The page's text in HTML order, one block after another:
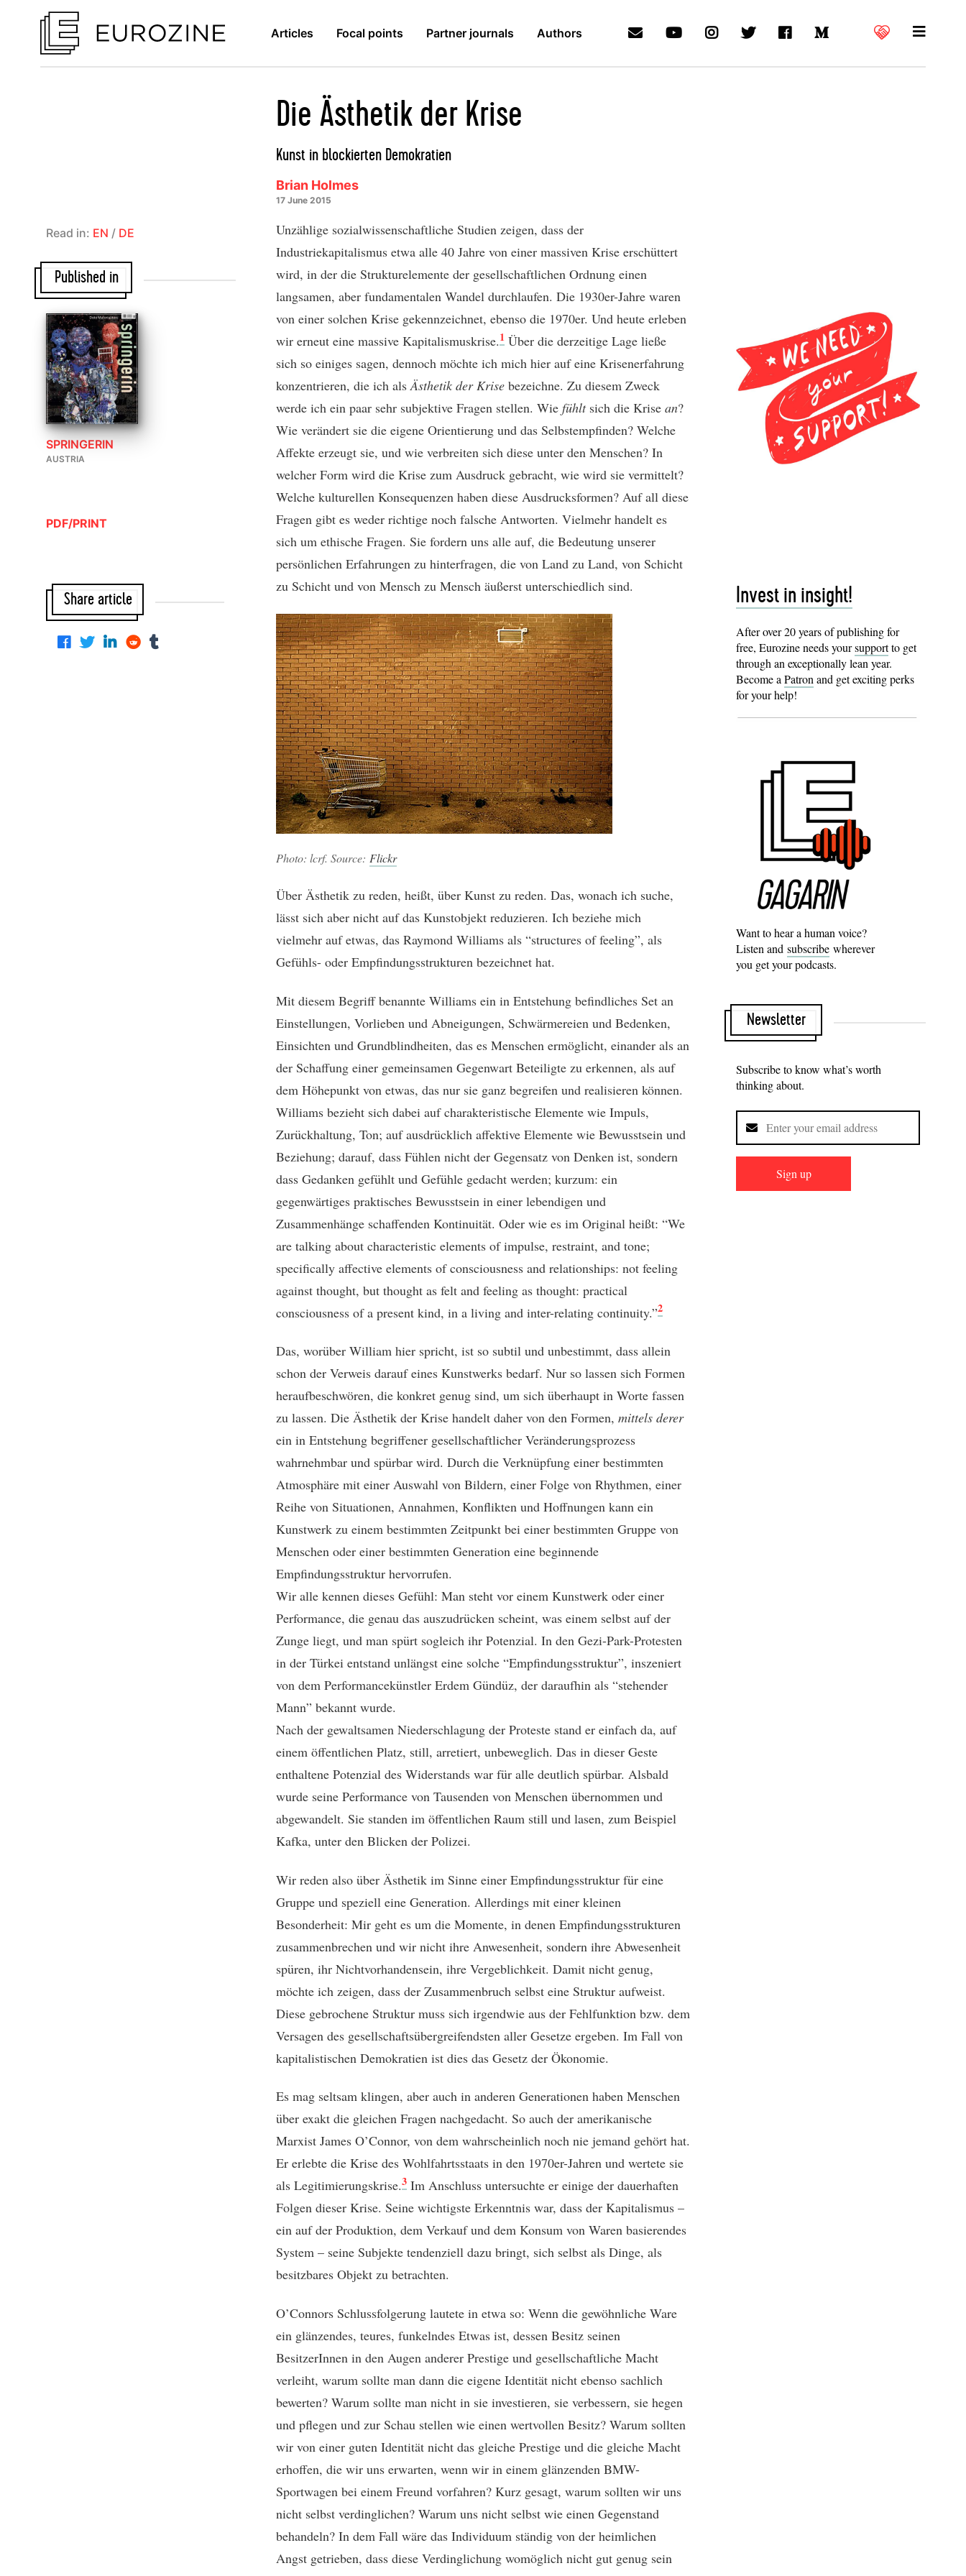
Articles Focal points Partner journals Authors
Die Ästhetik der Krise
Kunst in blockierten Demokratien
Brian Holmes
17 June 2015
Unzählige sozialwissenschaftliche Studien zeigen, dass der
Industriekapitalismus etwa alle 40 Jahre von einer massiven Krise erschüttert
wird, in der die Strukturelemente der gesellschaftlichen Ordnung einen
langsamen, aber fundamentalen Wandel durchlaufen. Die 1930er-Jahre waren
von einer solchen Krise gekennzeichnet, ebenso die 1970er. Und heute erleben
wir erneut eine massive Kapitalismuskrise.1 Über die derzeitige Lage ließe
sich so einiges sagen, dennoch möchte ich mich hier auf eine Krisenerfahrung
konzentrieren, die ich alsÄsthetik der Krise bezeichne. Zu diesem Zweck
werde ich ein paar sehr subjektive Fragen stellen. Wie fühltsich die Krise an?
Wie verändert sie die eigene Orientierung und das Selbstempfinden? Welche
Affekte erzeugt sie, und wie verbreiten sich diese unter den Menschen? In
welcher Form wird die Krise zum Ausdruck gebracht, wie wird sie vermittelt?
Welche kulturellen Konsequenzen haben diese Ausdrucksformen? Auf all diese
Fragen gibt es weder richtige noch falsche Antworten. Vielmehr handelt es
sich um ethische Fragen. Sie fordern uns alle auf, die Bedeutung unserer
persönlichen Erfahrungen zu hinterfragen, die von Land zu Land, von Schicht
zu Schicht und von Mensch zu Mensch äußerst unterschiedlich sind.
Photo: lcrf. Source: Flickr
Über Ästhetik zu reden, heißt, über Kunst zu reden. Das, wonach ich suche,
lässt sich aber nicht auf das Kunstobjekt reduzieren. Ich beziehe mich
vielmehr auf etwas, das Raymond Williams als “structures of feeling”, als
Gefühls- oder Empfindungsstrukturen bezeichnet hat.
Mit diesem Begriff benannte Williams ein in Entstehung befindliches Set an
Einstellungen, Vorlieben und Abneigungen, Schwärmereien und Bedenken,
Einsichten und Grundblindheiten, das es Menschen ermöglicht, einander als an
der Schaffung einer gemeinsamen Gegenwart Beteiligte zu erkennen, als auf
dem Höhepunkt von etwas, das nur sie ganz begreifen und realisieren können.
Williams bezieht sich dabei auf charakteristische Elemente wie Impuls,
Zurückhaltung, Ton; auf ausdrücklich affektive Elemente wie Bewusstsein und
Beziehung; darauf, dass Fühlen nicht der Gegensatz von Denken ist, sondern
dass Gedanken gefühlt und Gefühle gedacht werden; kurzum: ein
gegenwärtiges praktisches Bewusstsein in einer lebendigen und
Zusammenhänge schaffenden Kontinuität. Oder wie es im Original heißt: “We
are talking about characteristic elements of impulse, restraint, and tone;
specifically affective elements of consciousness and relationships: not feeling
against thought, but thought as felt and feeling as thought: practical
consciousness of a present kind, in a living and inter-relating continuity.”2
Das, worüber William hier spricht, ist so subtil und unbestimmt, dass allein
schon der Verweis darauf eines Kunstwerks bedarf. Nur so lassen sich Formen
heraufbeschwören, die konkret genug sind, um sich überhaupt in Worte fassen
zu lassen. Die Ästhetik der Krise handelt daher von den Formen, mittels derer
ein in Entstehung begriffener gesellschaftlicher Veränderungsprozess
wahrnehmbar und spürbar wird. Durch die Verknüpfung einer bestimmten
Atmosphäre mit einer Auswahl von Bildern, einer Folge von Rhythmen, einer
Reihe von Situationen, Annahmen, Konflikten und Hoffnungen kann ein
Kunstwerk zu einem bestimmten Zeitpunkt bei einer bestimmten Gruppe von
Menschen oder einer bestimmten Generation eine beginnende
Empfindungsstruktur hervorrufen.
Wir alle kennen dieses Gefühl: Man steht vor einem Kunstwerk oder einer
Performance, die genau das auszudrücken scheint, was einem selbst auf der
Zunge liegt, und man spürt sogleich ihr Potenzial. In den Gezi-Park-Protesten
in der Türkei entstand unlängst eine solche “Empfindungsstruktur”, inszeniert
von dem Performancekünstler Erdem Gündüz, der daraufhin als “stehender
Mann” bekannt wurde.
Nach der gewaltsamen Niederschlagung der Proteste stand er einfach da, auf
einem öffentlichen Platz, still, arretiert, unbeweglich. Das in dieser Geste
enthaltene Potenzial des Widerstands war für alle deutlich spürbar. Alsbald
wurde seine Performance von Tausenden von Menschen übernommen und
abgewandelt. Sie standen im öffentlichen Raum still und lasen, zum Beispiel
Kafka, unter den Blicken der Polizei.
Wir reden also über Ästhetik im Sinne einer Empfindungsstruktur für eine
Gruppe und speziell eine Generation. Allerdings mit einer kleinen
Besonderheit: Mir geht es um die Momente, in denen Empfindungsstrukturen
zusammenbrechen und wir nicht ihre Anwesenheit, sondern ihre Abwesenheit
spüren, ihr Nichtvorhandensein, ihre Vergeblichkeit. Damit nicht genug,
möchte ich zeigen, dass der Zusammenbruch selbst eine Struktur aufweist.
Diese gebrochene Struktur muss sich irgendwie aus der Fehlfunktion bzw. dem
Versagen des gesellschaftsübergreifendsten aller Gesetze ergeben. Im Fall von
kapitalistischen Demokratien ist dies das Gesetz der Ökonomie.
Es mag seltsam klingen, aber auch in anderen Generationen haben Menschen
über exakt die gleichen Fragen nachgedacht. So auch der amerikanische
Marxist James O’Connor, von dem wahrscheinlich noch nie jemand gehört hat.
Er erlebte die Krise des Wohlfahrtsstaats in den 1970er-Jahren und wertete sie
als Legitimierungskrise.3 Im Anschluss untersuchte er einige der dauerhaften
Folgen dieser Krise. Seine wichtigste Erkenntnis war, dass der Kapitalismus –
ein auf der Produktion, dem Verkauf und dem Konsum von Waren basierendes
System – seine Subjekte tendenziell dazu bringt, sich selbst als Dinge, als
besitzbares Objekt zu betrachten.
O’Connors Schlussfolgerung lautete in etwa so: Wenn die gewöhnliche Ware
ein glänzendes, teures, funkelndes Etwas ist, dessen Besitz seinen
BesitzerInnen in den Augen anderer Prestige und gesellschaftliche Macht
verleiht, warum sollte man dann die eigene Identität nicht ebenso sachlich
bewerten? Warum sollte man nicht in sie investieren, sie verbessern, sie hegen
und pflegen und zur Schau stellen wie einen wertvollen Besitz? Warum sollten
wir von einer guten Identität nicht das gleiche Prestige und die gleiche Macht
erhoffen, die wir uns erwarten, wenn wir in einem glänzenden BMW-
Sportwagen bei einem Freund vorfahren? Kurz gesagt, warum sollten wir uns
nicht selbst verdinglichen? Warum uns nicht selbst wie einen Gegenstand
behandeln? In dem Fall wäre das Individuum ständig von der heimlichen
Angst getrieben, dass diese Verdinglichung womöglich nicht gut genug sein
Read in: EN / DE
Published in
SPRINGERIN
AUSTRIA
PDF/PRINT
Share article Invest in insight!
After over 20 years of publishing for
free, Eurozine needs yoursupportto get
through an exceptionally lean year.
Become aPatronand get exciting perks
for your help!
Want to hear a human voice?
Listen and subscribe wherever
you get your podcasts.
Newsletter
Subscribe to know what’s worth
thinking about.
Sign up